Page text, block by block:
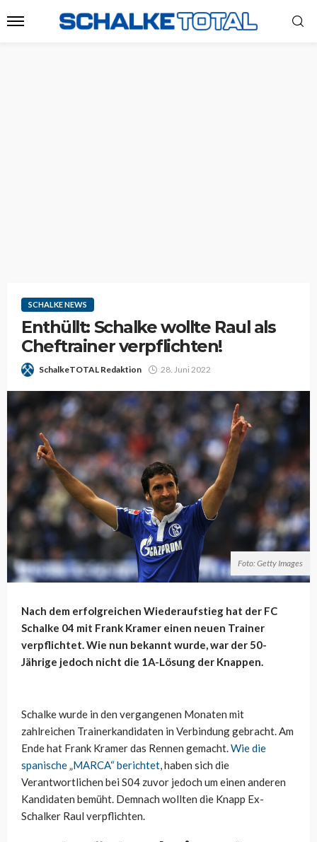
SCHALKE NEWS
Enthüllt: Schalke wollte Raul als
Cheftrainer verpflichten!
SchalkeTOTAL Redaktion 28. Juni 2022
Foto: Getty Images
Nach dem erfolgreichen Wiederaufstieg hat der FC
Schalke 04 mit Frank Kramer einen neuen Trainer
verpflichtet. Wie nun bekannt wurde, war der 50-
Jährige jedoch nicht die 1A-Lösung der Knappen.
Schalke wurde in den vergangenen Monaten mit
zahlreichen Trainerkandidaten in Verbindung gebracht. Am
Ende hat Frank Kramer das Rennen gemacht.Wie die
spanische „MARCA“ berichtet, haben sich die
Verantwortlichen bei S04 zuvor jedoch um einen anderen
Kandidaten bemüht. Demnach wollten die Knapp Ex-
Schalker Raul verpflichten.